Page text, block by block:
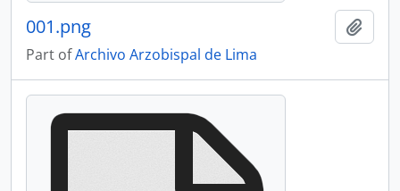
001.png
Part ofArchivo Arzobispal de Lima